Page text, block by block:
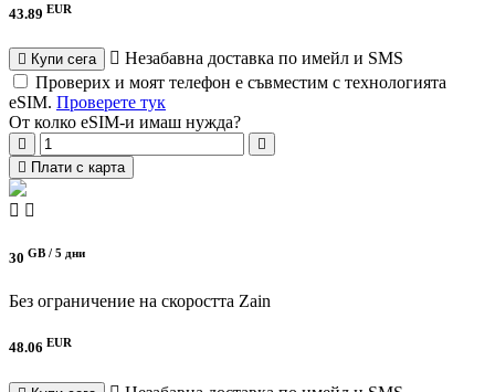
43.89 EUR
Купи сега
Незабавна доставка по имейл и SMS
Проверих и моят телефон е съвместим с технологията
eSIM. Проверете тук
От колко eSIM-и имаш нужда?
Плати с карта
30 GB / 5 дни
Без ограничение на скоростта Zain
48.06 EUR